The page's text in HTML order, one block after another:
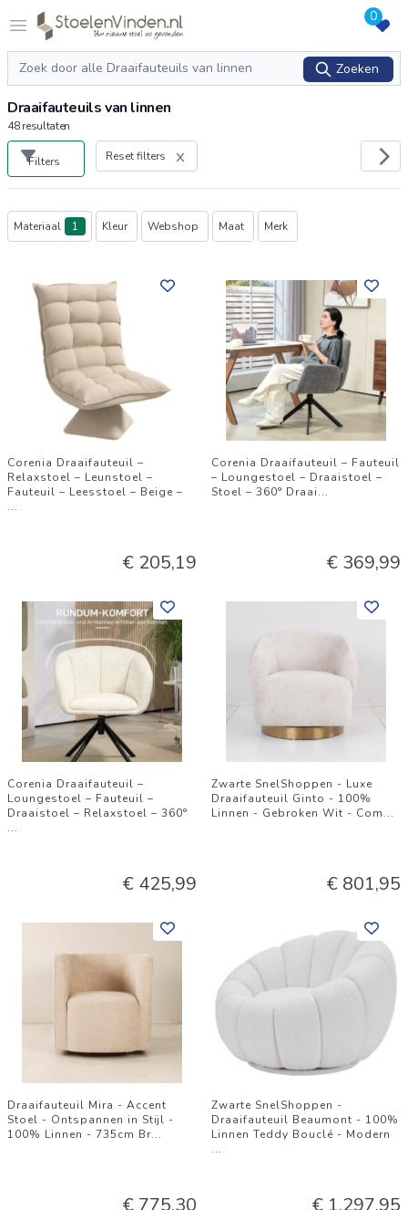
Open menu
Logo stoelenvinden.nl 0
Zoeken
Zoeken
Draaifauteuils van linnen
48resultaten
Filters Reset filters
Producten
Materiaal 1 Kleur Webshop Maat Merk
Corenia Draaifauteuil –
Relaxstoel – Leunstoel –
Fauteuil – Leesstoel – Beige –
...
€ 205,19
Corenia Draaifauteuil – Fauteuil
– Loungestoel – Draaistoel –
Stoel – 360° Draai...
€ 369,99
Corenia Draaifauteuil –
Loungestoel – Fauteuil –
Draaistoel – Relaxstoel – 360°
...
€ 425,99
Zwarte SnelShoppen - Luxe
Draaifauteuil Ginto - 100%
Linnen - Gebroken Wit - Com...
€ 801,95
Draaifauteuil Mira - Accent
Stoel - Ontspannen in Stijl -
100% Linnen - 735cm Br...
€ 775,30
Zwarte SnelShoppen -
Draaifauteuil Beaumont - 100%
Linnen Teddy Bouclé - Modern
...
€ 1.297,95